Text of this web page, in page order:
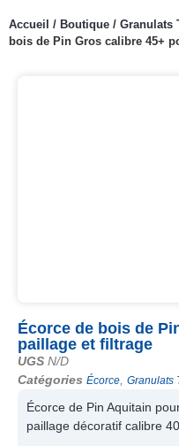
Accueil / Boutique / Granulats
bois de Pin Gros calibre 45+
Écorce de bois de
paillage et filtrage
UGS N/D
Catégories Écorce Granulats
Écorce de Pin Aquitain
paillage décoratif calibre